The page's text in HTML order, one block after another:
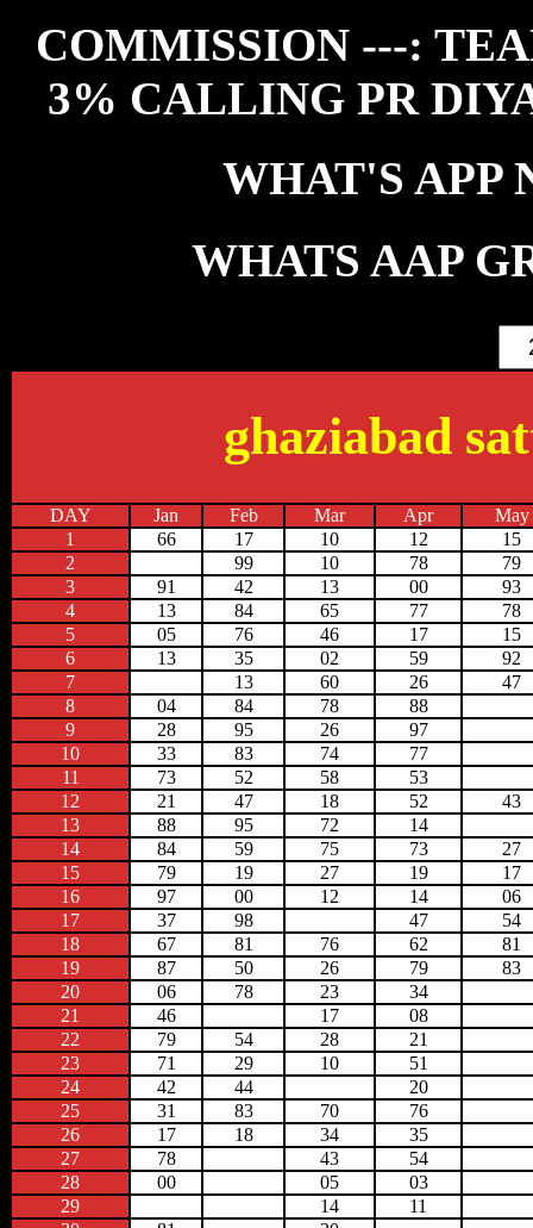
COMMISSION ---:
3% CALLING PR
WHAT'S APP
WHATS AAP
ghaziabad
DAY Jan Feb Mar Apr
May
1
66 17 10 12
15
2
99 10 78
79
3
91 42 13 00
93
4
13 84 65 77
78
5
05 76 46 17
15
6
13 35 02 59
92
7
13 60 26
47
8
04 84 78
88
9
28 95 26
97
10
33 83 74
77
11
73 52 58
53
12
21 47 18 52
43
13
88 95 72
14
14
84 59 75 73
27
15
79 19 27 19
17
16
97 00 12 14
06
17
37 98 47
54
18
67 81 76 62
81
19
87 50 26 79
83
20
06 78 23
34
21
46 17
08
22
79 54 28
21
23
71 29 10
51
24
42 44
20
25
31 83 70
76
26
17 18 34
35
27
78 43
54
28
00 05
03
29
14
11